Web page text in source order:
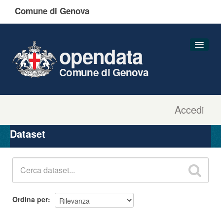
Comune di Genova
Accedi
opendata
Comune di Genova
Organizzazioni
Gruppi
Dataset
Ordina per